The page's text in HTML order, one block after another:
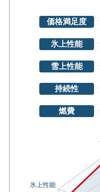
価格満足度
氷上性能
雪上性能
持続性
燃費